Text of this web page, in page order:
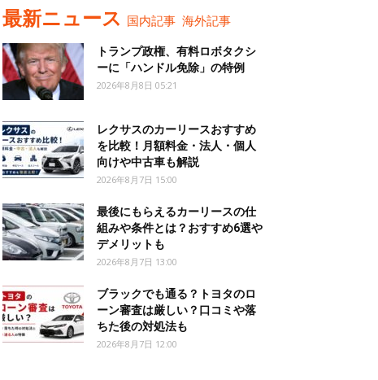
最新ニュース 国内記事 海外記事
トランプ政権、有料ロボタクシ
ーに「ハンドル免除」の特例
2026年8月8日 05:21
レクサスのカーリースおすすめ
を比較！月額料金・法人・個人
向けや中古車も解説
2026年8月7日 15:00
最後にもらえるカーリースの仕
組みや条件とは？おすすめ6選や
デメリットも
2026年8月7日 13:00
ブラックでも通る？トヨタのロ
ーン審査は厳しい？口コミや落
ちた後の対処法も
2026年8月7日 12:00